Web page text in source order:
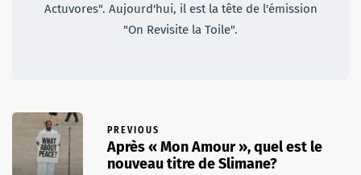
Actuvores". Aujourd'hui, il est la tête de l'émission
"On Revisite la Toile".
PREVIOUS
Après « Mon Amour », quel est le
nouveau titre de Slimane?